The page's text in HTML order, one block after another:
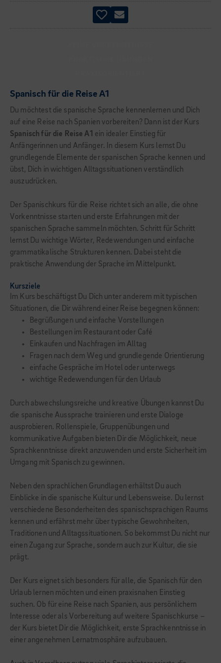
Spanisch für die Reise A1
Du möchtest die spanische Sprache kennenlernen und Dich
auf eine Reise nach Spanien vorbereiten? Dann ist der Kurs
Spanisch für die Reise A1 ein idealer Einstieg für
Anfängerinnen und Anfänger. In diesem Kurs lernst Du
grundlegende Elemente der spanischen Sprache kennen und
übst, Dich in wichtigen Alltagssituationen verständlich
auszudrücken.
Der Spanischkurs für die Reise richtet sich an alle, die ohne
Vorkenntnisse starten und erste Erfahrungen mit der
spanischen Sprache sammeln möchten. Schritt für Schritt
lernst Du wichtige Wörter, Redewendungen und einfache
grammatikalische Strukturen kennen. Dabei steht die
praktische Anwendung der Sprache im Mittelpunkt.
Kursziele
Im Kurs beschäftigst Du Dich unter anderem mit typischen
Situationen, die Dir während einer Reise begegnen können:
Begrüßungen und einfache Vorstellungen
Bestellungen im Restaurant oder Café
Einkaufen und Nachfragen im Alltag
Fragen nach dem Weg und grundlegende Orientierung
einfache Gespräche im Hotel oder unterwegs
wichtige Redewendungen für den Urlaub
Durch abwechslungsreiche und kreative Übungen kannst Du
die spanische Aussprache trainieren und erste Dialoge
ausprobieren. Rollenspiele, Gruppenübungen und
kommunikative Aufgaben bieten Dir die Möglichkeit, neue
Sprachkenntnisse direkt anzuwenden und erste Sicherheit im
Umgang mit Spanisch zu gewinnen.
Neben den sprachlichen Grundlagen erhältst Du auch
Einblicke in die spanische Kultur und Lebensweise. Du lernst
verschiedene Besonderheiten des spanischsprachigen Raums
kennen und erfährst mehr über typische Gewohnheiten,
Traditionen und Alltagssituationen. So bekommst Du nicht nur
einen Zugang zur Sprache, sondern auch zur Kultur, die sie
prägt.
Der Kurs eignet sich besonders für alle, die Spanisch für den
Urlaub lernen möchten und einen praxisnahen Einstieg
suchen. Ob für eine Reise nach Spanien, aus persönlichem
Interesse oder als Vorbereitung auf weitere Spanischkurse –
der Kurs bietet Dir die Möglichkeit, erste Sprachkenntnisse in
einer angenehmen Lernatmosphäre aufzubauen.